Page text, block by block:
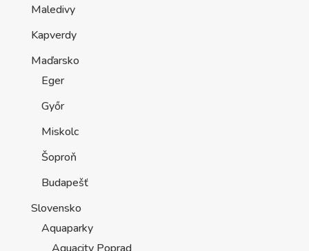
Maledivy
Kapverdy
Maďarsko
Eger
Győr
Miskolc
Šoproň
Budapešť
Slovensko
Aquaparky